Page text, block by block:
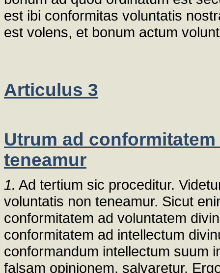
est ibi conformitas voluntatis
est volens, et bonum actum
Articulus 3
Utrum ad
teneamur
1. Ad tertium sic proceditur.
voluntatis non teneamur. Sicut
conformitatem ad voluntatem
conformitatem ad intellectum
conformandum intellectum suum
falsam opinionem, salvaretur.